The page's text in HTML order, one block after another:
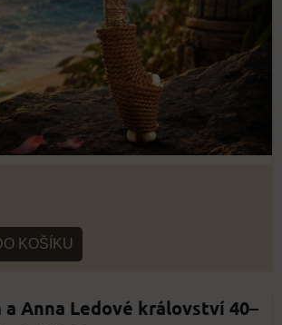
KOŠÍKU
a Anna Ledové království 40–